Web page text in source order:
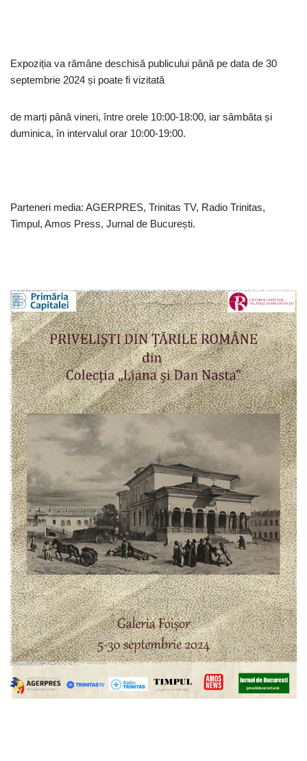
Expoziția va rămâne deschisă publicului până pe data de 30
septembrie 2024 și poate fi vizitată
de marți până vineri, între orele 10:00-18:00, iar sâmbăta și
duminica, în intervalul orar 10:00-19:00.
Parteneri media: AGERPRES, Trinitas TV, Radio Trinitas,
Timpul, Amos Press, Jurnal de București.